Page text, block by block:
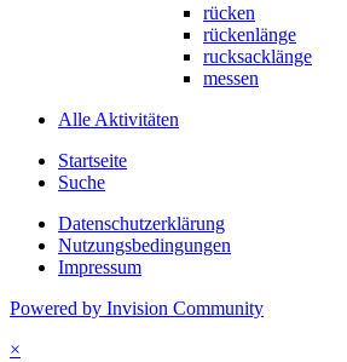
rücken
rückenlänge
rucksacklänge
messen
Alle Aktivitäten
Startseite
Suche
Datenschutzerklärung
Nutzungsbedingungen
Impressum
Powered by Invision Community
×